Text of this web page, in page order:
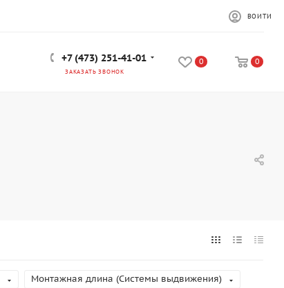
ВОЙТИ
+7 (473) 251-41-01
ЗАКАЗАТЬ ЗВОНОК
0 0
Монтажная длина (Системы выдвижения)